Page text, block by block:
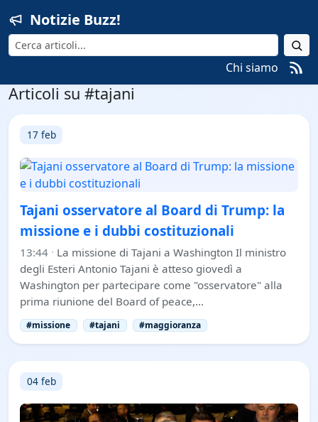
Notizie Buzz!
Cerca
Chi siamo
Articoli su #tajani
17 feb
Tajani osservatore al Board di Trump: la
missione e i dubbi costituzionali
13:44 · La missione di Tajani a Washington Il ministro
degli Esteri Antonio Tajani è atteso giovedì a
Washington per partecipare come "osservatore" alla
prima riunione del Board of peace,…
#missione #tajani #maggioranza
04 feb